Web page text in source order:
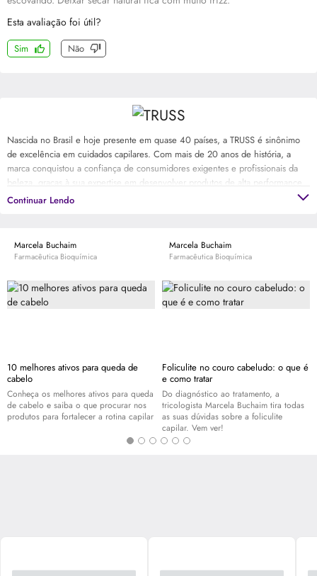
Esta avaliação foi útil?
Sim Não
Nascida no Brasil e hoje presente em quase 40 países, a TRUSS é sinônimo
de excelência em cuidados capilares. Com mais de 20 anos de história, a
marca conquistou a confiança de consumidores exigentes e profissionais da
beleza, graças à sua expertise em desenvolver produtos de alta performance
com ingredientes de última geração. Desde 2022, a TRUSS faz parte do
produto ideal para você!
Continuar Lendo
Marcela Buchaim
Farmacêutica Bioquímica
10 melhores ativos para queda de
cabelo
Conheça os melhores ativos para queda
de cabelo e saiba o que procurar nos
produtos para fortalecer a rotina capilar
Marcela Buchaim
Farmacêutica Bioquímica
Foliculite no couro cabeludo: o que é
e como tratar
Do diagnóstico ao tratamento, a
tricologista Marcela Buchaim tira todas
as suas dúvidas sobre a foliculite
capilar. Vem ver!